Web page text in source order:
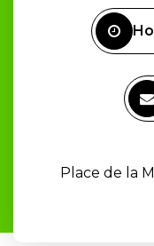
Place de la